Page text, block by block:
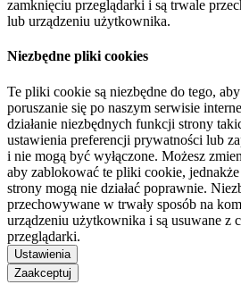
zamknięciu przeglądarki i są trwale
lub urządzeniu użytkownika.
Niezbędne pliki cookies
Te pliki cookie są niezbędne do tego,
poruszanie się po naszym serwisie
działanie niezbędnych funkcji strony
ustawienia preferencji prywatności lub
i nie mogą być wyłączone. Możesz
aby zablokować te pliki cookie,
strony mogą nie działać poprawnie.
przechowywane w trwały sposób na
urządzeniu użytkownika i są usuwane z
przeglądarki.
Ustawienia
Zaakceptuj